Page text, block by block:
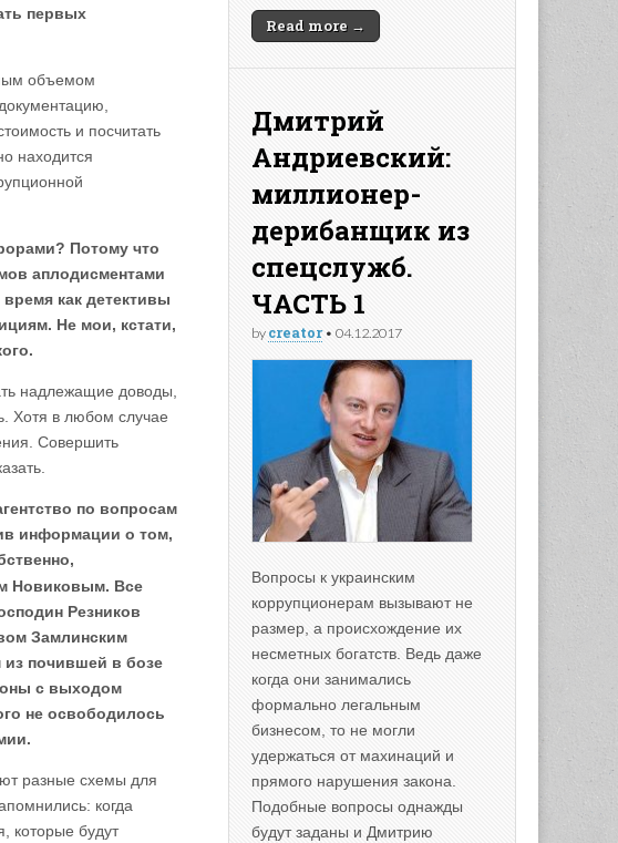
первых
объемом
и посчитать
находится
Потому что
аплодисментами
как детективы
Не мои, кстати,
надлежащие доводы,
Хотя в любом случае
Совершить
по вопросам
информации о том,
Новиковым. Все
Резников
Замлинским
почившей в бозе
с выходом
не освободилось
разные схемы для
когда
которые будут
Read more →
Дмитрий
Андриевский:
миллионер-
дерибанщик из
спецслужб.
ЧАСТЬ 1
by creator• 04.12.2017
Вопросы к украинским
коррупционерам вызывают не
размер, а происхождение их
несметных богатств. Ведь даже
когда они занимались
формально легальным
бизнесом, то не могли
удержаться от махинаций и
прямого нарушения закона.
Подобные вопросы однажды
будут заданы и Дмитрию